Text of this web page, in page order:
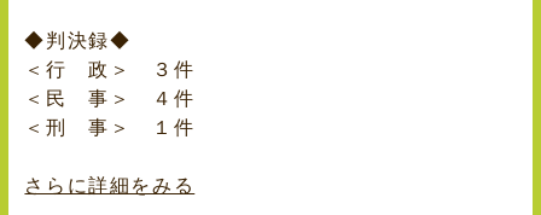
◆判決録◆
＜行 政＞ ３件
＜民 事＞ ４件
＜刑 事＞ １件
さらに詳細をみる